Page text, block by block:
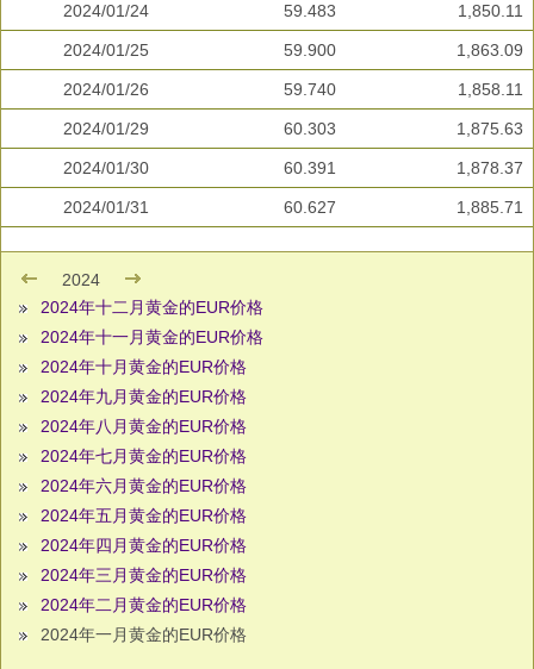
2024/01/24 59.483 1,850.11
2024/01/25 59.900 1,863.09
2024/01/26 59.740 1,858.11
2024/01/29 60.303 1,875.63
2024/01/30 60.391 1,878.37
2024/01/31 60.627 1,885.71
2024
2024年十二月黄金的EUR价格
2024年十一月黄金的EUR价格
2024年十月黄金的EUR价格
2024年九月黄金的EUR价格
2024年八月黄金的EUR价格
2024年七月黄金的EUR价格
2024年六月黄金的EUR价格
2024年五月黄金的EUR价格
2024年四月黄金的EUR价格
2024年三月黄金的EUR价格
2024年二月黄金的EUR价格
2024年一月黄金的EUR价格